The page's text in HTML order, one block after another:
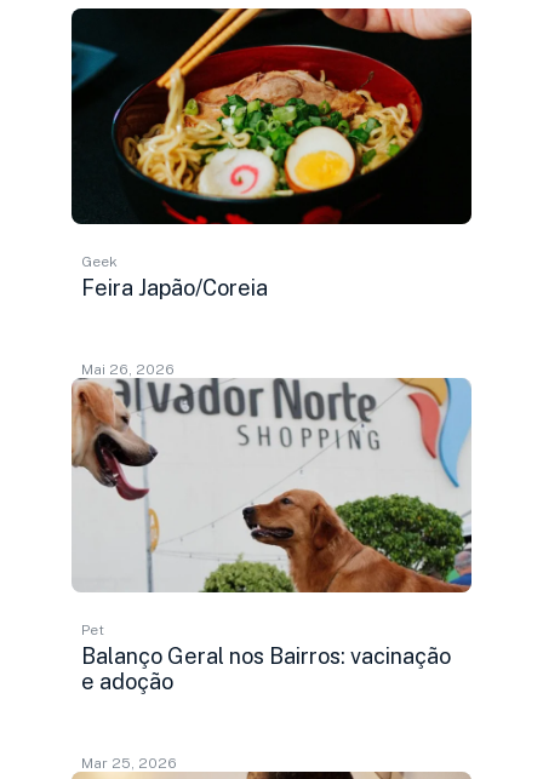
Geek
Feira Japão/Coreia
Mai 26, 2026
Pet
Balanço Geral nos Bairros: vacinação
e adoção
Mar 25, 2026